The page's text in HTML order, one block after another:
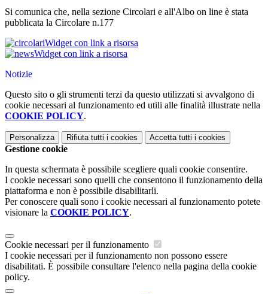
Si comunica che, nella sezione Circolari e all'Albo on line è stata
pubblicata la Circolare n.177
Widget con link a risorsa
Widget con link a risorsa
Notizie
Questo sito o gli strumenti terzi da questo utilizzati si avvalgono di
cookie necessari al funzionamento ed utili alle finalità illustrate nella
COOKIE POLICY.
Personalizza Rifiuta tutti i cookies Accetta tutti i cookies
Gestione cookie
In questa schermata è possibile scegliere quali cookie consentire.
I cookie necessari sono quelli che consentono il funzionamento della
piattaforma e non è possibile disabilitarli.
Per conoscere quali sono i cookie necessari al funzionamento potete
visionare la COOKIE POLICY.
Cookie necessari per il funzionamento
I cookie necessari per il funzionamento non possono essere
disabilitati. È possibile consultare l'elenco nella pagina della cookie
policy.